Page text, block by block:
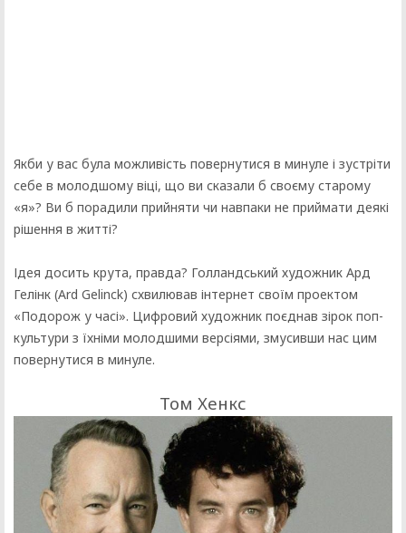
Якби у вас була можливість повернутися в минуле і зустріти
себе в молодшому віці, що ви сказали б своєму старому
«я»? Ви б порадили прийняти чи навпаки не приймати деякі
рішення в житті?
Ідея досить крута, правда? Голландський художник Ард
Гелінк (Ard Gelinck) схвилював інтернет своїм проектом
«Подорож у часі». Цифровий художник поєднав зірок поп-
культури з їхніми молодшими версіями, змусивши нас цим
повернутися в минуле.
Том Хенкс